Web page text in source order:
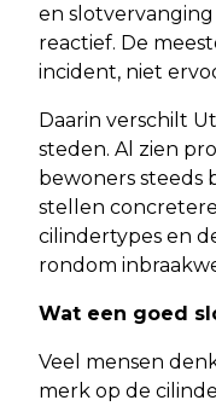
en
reactief. De
incident, niet
Daarin verschilt
steden. Al zien
bewoners steeds
stellen
cilindertypes en
rondom
Wat een goed
Veel mensen
merk op de